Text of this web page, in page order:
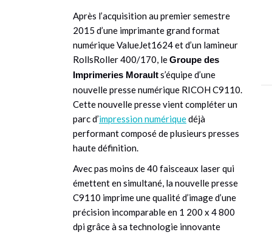
Après l’acquisition au premier semestre
2015 d’une imprimante grand format
numérique ValueJet1624 et d’un lamineur
RollsRoller 400/170, leGroupe des
Imprimeries Moraults’équipe d’une
nouvelle presse numérique RICOH C9110.
Cette nouvelle presse vient compléter un
parc d’impression numériquedéjà
performant composé de plusieurs presses
haute définition.
Avec pas moins de 40 faisceaux laser qui
émettent en simultané, la nouvelle presse
C9110 imprime une qualité d’image d’une
précision incomparable en 1 200 x 4 800
dpi grâce à sa technologie innovante